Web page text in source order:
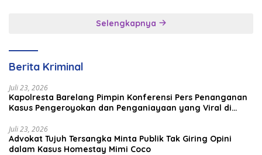
Brunei–Malaysia
Selengkapnya
Berita Kriminal
Juli 23, 2026
Kapolresta Barelang Pimpin Konferensi Pers Penanganan
Kasus Pengeroyokan dan Penganiayaan yang Viral di
Juli 23, 2026
Advokat Tujuh Tersangka Minta Publik Tak Giring Opini
dalam Kasus Homestay Mimi Coco